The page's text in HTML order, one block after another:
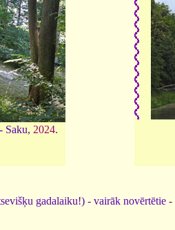
Saku, 2024.
gadalaiku!) - vairāk novērtētie -